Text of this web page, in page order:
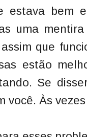
estava bem
uma
que
estão
Se
você. Às